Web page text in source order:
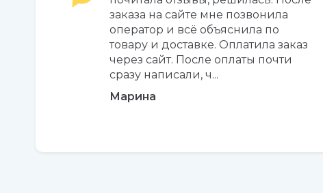
заказа на сайте мне позвонила
оператор и всё объяснила по
товару и доставке. Оплатила заказ
через сайт. После оплаты почти
сразу написали, ч...
Марина